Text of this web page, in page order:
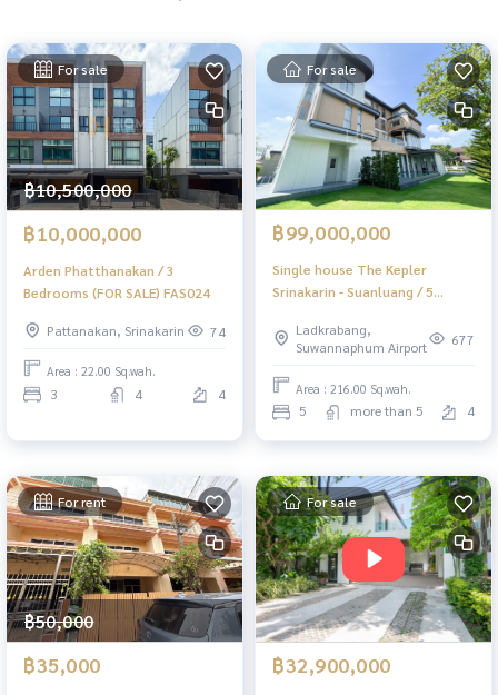
For sale
฿10,500,000
฿10,000,000
Arden Phatthanakan / 3
Bedrooms (FOR SALE) FAS024
Pattanakan, Srinakarin 74
Area : 22.00 Sq.wah.
3 4 4
For sale
฿99,000,000
Single house The Kepler
Srinakarin - Suanluang / 5
Kepler Srinakarin - Suanluang /
Detached House 5 Bedrooms
(FOR SALE) TP007
Ladkrabang,
Suwannaphum Airport
677
Area : 216.00 Sq.wah.
5 more than 5 4
For rent
฿50,000
฿35,000
For sale
฿32,900,000